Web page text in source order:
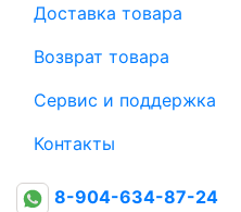
Доставка товара
Возврат товара
Сервис и поддержка
Контакты
8-904-634-87-24